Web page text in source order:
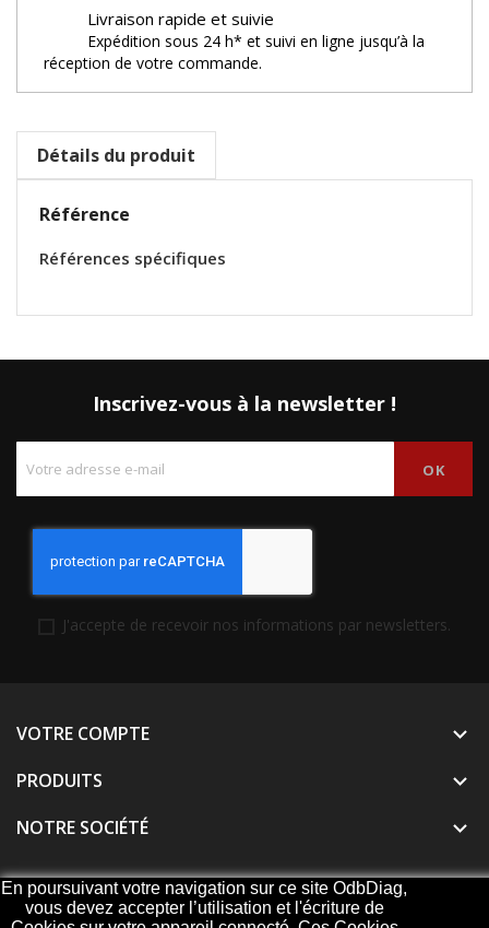
Livraison rapide et suivie
Expédition sous 24 h* et suivi en ligne jusqu’à la
réception de votre commande.
Détails du produit
Référence
Références spécifiques
Inscrivez-vous à la newsletter !
J'accepte de recevoir nos informations par newsletters.
VOTRE COMPTE 
PRODUITS 
NOTRE SOCIÉTÉ 
En poursuivant votre navigation sur ce site OdbDiag,
vous devez accepter l’utilisation et l'écriture de